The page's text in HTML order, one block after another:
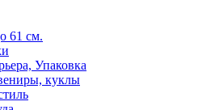
61 см.
Упаковка
куклы